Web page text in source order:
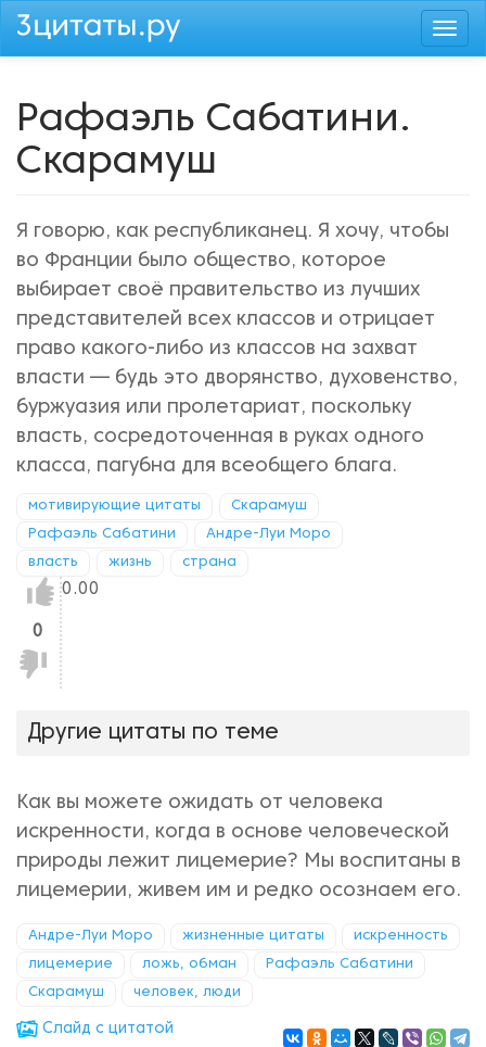
Перейти
Рафаэль Сабатини.
Скарамуш
Я говорю, как республиканец. Я хочу, чтобы
во Франции было общество, которое
выбирает своё правительство из лучших
представителей всех классов и отрицает
право какого-либо из классов на захват
власти — будь это дворянство, духовенство,
буржуазия или пролетариат, поскольку
власть, сосредоточенная в руках одного
класса, пагубна для всеобщего блага.
мотивирующие цитаты Скарамуш
Рафаэль Сабатини Андре-Луи Моро
власть жизнь страна
Нравится!
0
Не
нравится!
0.00
Другие цитаты по теме
Как вы можете ожидать от человека
искренности, когда в основе человеческой
природы лежит лицемерие? Мы воспитаны в
лицемерии, живем им и редко осознаем его.
Андре-Луи Моро жизненные цитаты искренность
лицемерие ложь, обман Рафаэль Сабатини
Скарамуш человек, люди
Cлайд с цитатой